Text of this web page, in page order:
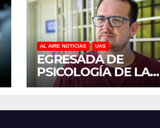
AL AIRE NOTICIAS UAS
EGRESADA DE
PSICOLOGÍA DE LA
UAS INVESTIGA
Y SOBRECARGA EN